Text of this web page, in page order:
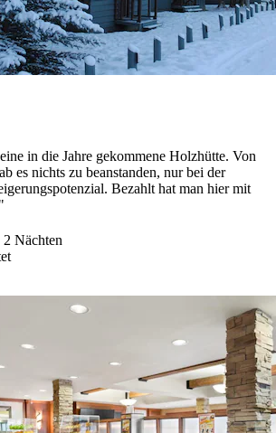
in die Jahre gekommene Holzhütte. Von
es nichts zu beanstanden, nur bei der
Bezahlt hat man hier mit
Nächten